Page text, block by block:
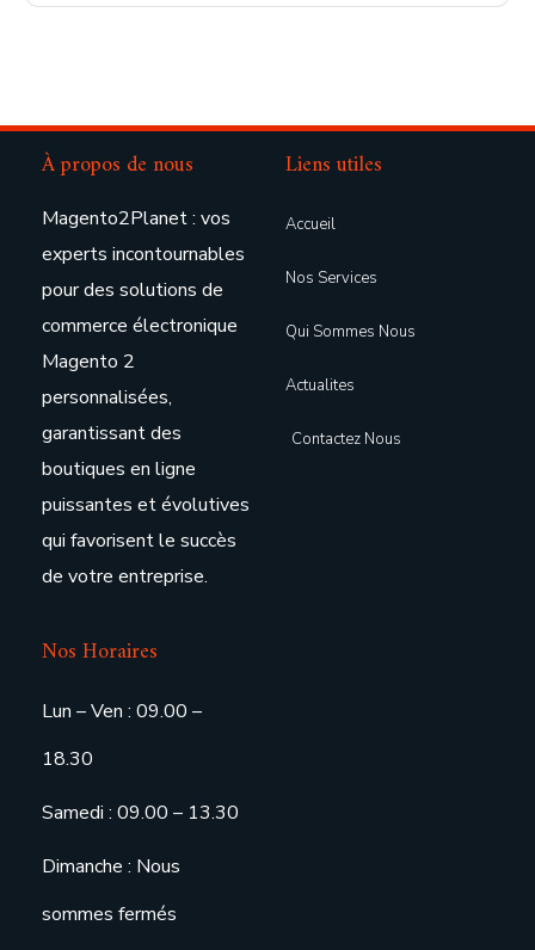
À propos de nous
Magento2Planet : vos
experts incontournables
pour des solutions de
commerce électronique
Magento 2
personnalisées,
garantissant des
boutiques en ligne
puissantes et évolutives
qui favorisent le succès
de votre entreprise.
Liens utiles
Accueil
Nos Services
Qui Sommes Nous
Actualites
Contactez Nous
Nos Horaires
Lun – Ven : 09.00 –
18.30
Samedi : 09.00 – 13.30
Dimanche : Nous
sommes fermés